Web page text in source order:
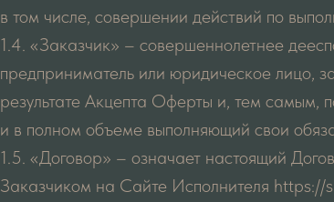
в том числе, совершении действий по
1.4. «Заказчик» – совершеннолетнее
предприниматель или юридическое лицо,
результате Акцепта Оферты и, тем самым,
и в полном объеме выполняющий свои
1.5. «Договор» – означает настоящий
Заказчиком на Сайте Исполнителя